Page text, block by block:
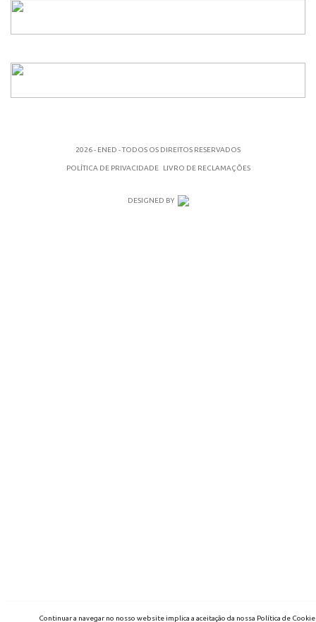
2026 - ENED - TODOS OS DIREITOS RESERVADOS
POLÍTICA DE PRIVACIDADE LIVRO DE RECLAMAÇÕES
DESIGNED BY
Continuar a navegar no nosso website implica a aceitação da nossa Política de